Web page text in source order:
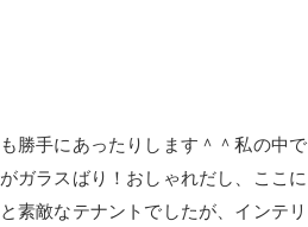
勝手にあったりします＾＾私の中で
ガラスばり！おしゃれだし、ここに
素敵なテナントでしたが、インテリ